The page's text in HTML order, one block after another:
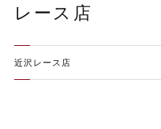
レース店
近沢レース店